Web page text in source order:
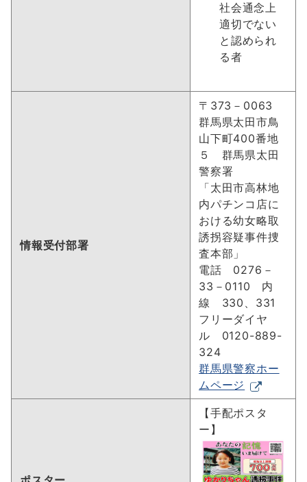
社会通念上
適切でない
と認められ
る者
情報受付部署
〒373－0063
群馬県太田市鳥
山下町400番地
５ 群馬県太田
警察署
「太田市高林地
内パチンコ店に
おける幼女略取
誘拐容疑事件捜
査本部」
電話 0276－
33－0110 内
線 330、331
フリーダイヤ
ル 0120-889-
324
群馬県警察ホー
ムページ
【手配ポスタ
ー】